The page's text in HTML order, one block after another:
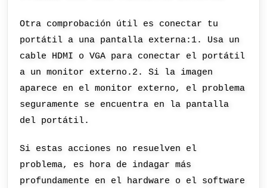
Otra comprobación útil es conectar tu
portátil a una pantalla externa:1. Usa un
cable HDMI o VGA para conectar el portátil
a un monitor externo.2. Si la imagen
aparece en el monitor externo, el problema
seguramente se encuentra en la pantalla
del portátil.
Si estas acciones no resuelven el
problema, es hora de indagar más
profundamente en el hardware o el software